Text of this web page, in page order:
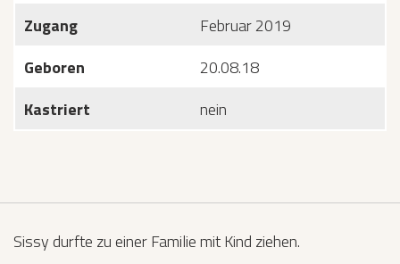
Zugang
Februar 2019
Geboren
20.08.18
Kastriert
nein
Sissy durfte zu einer Familie mit Kind ziehen.